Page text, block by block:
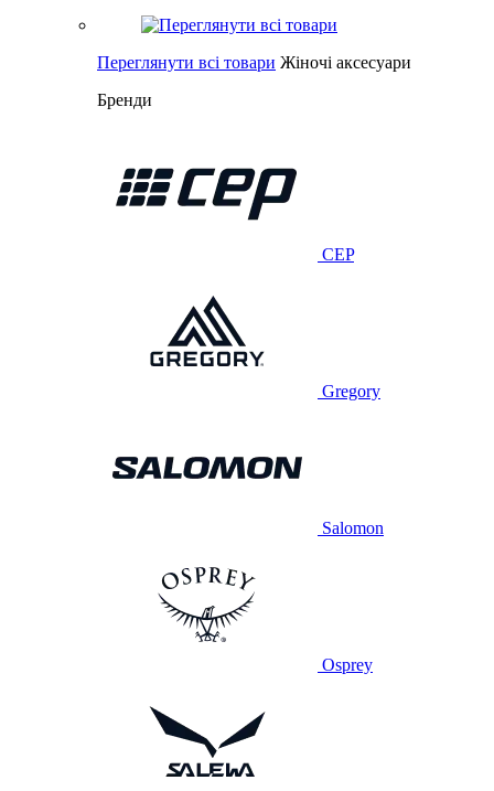
Переглянути всі товари Жіночі аксесуари
Бренди
CEP
Gregory
Salomon
Osprey